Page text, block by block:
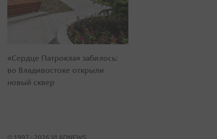
«Сердце Патрокла» забилось:
во Владивостоке открыли
новый сквер